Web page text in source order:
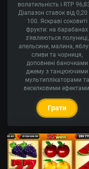
волатильність і RTP
Діапазон ставок від
100. Яскраві соковиті
фрукти: на барабанах
з'являються полуниці,
апельсини, малина,
сливи та чорниця,
доповнені баночками
джему з танцюючими
мультиплікаторами та
веселковими
Грати